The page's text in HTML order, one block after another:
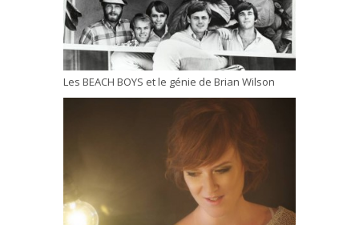
Les BEACH BOYS et le génie de Brian Wilson